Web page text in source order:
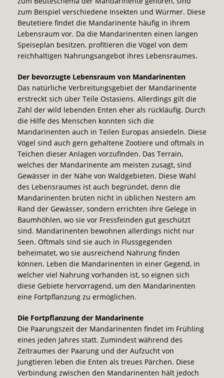
zum Beispiel verschiedene Insekten und Würmer. Diese
Beutetiere findet die Mandarinente häufig in ihrem
Lebensraum vor. Da die Mandarinenten einen langen
Speiseplan besitzen, profitieren die Vögel von dem
reichhaltigen Nahrungsangebot ihres Lebensraumes.
Der bevorzugte Lebensraum von Mandarinenten
Das natürliche Verbreitungsgebiet der Mandarinente
erstreckt sich über Teile Ostasiens. Allerdings gilt die
Zahl der wild lebenden Enten eher als rückläufig. Durch
die Hilfe des Menschen konnten sich die
Mandarinenten auch in Teilen Europas ansiedeln. Diese
Vögel sind auch gern gehaltene Zootiere und oftmals in
Teichen dieser Anlagen vorzufinden. Das Terrain,
welches der Mandarinente am meisten zusagt, sind
Gewässer in der Nähe von Waldgebieten. Diese Wahl
des Lebensraumes ist auch begründet, denn die
Mandarinenten brüten nicht in üblichen Nestern am
Rand der Gewässer, sondern errichten ihre Gelege in
Baumhöhlen, wo sie vor Fressfeinden gut geschützt
sind. Mandarinenten bewohnen allerdings nicht nur
Seen. Oftmals sind sie auch in Flussgegenden
beheimatet, wo sie ausreichend Nahrung finden
können. Leben die Mandarinenten in einer Gegend, in
welcher viel Nahrung vorhanden ist, so eignen sich
diese Gebiete hervorragend, um den Mandarinenten
eine Fortpflanzung zu ermöglichen.
Die Fortpflanzung der Mandarinente
Die Paarungszeit der Mandarinenten findet im Frühling
eines jeden Jahres statt. Zumindest während des
Zeitraumes der Paarung und der Aufzucht von
Jungtieren leben die Enten als treues Pärchen. Diese
Verbindung zwischen den Mandarinenten hält jedoch